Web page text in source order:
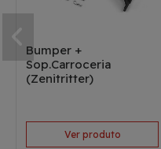
Bumper +
Sop.Carroceria
(Zenitritter)
Ver produto